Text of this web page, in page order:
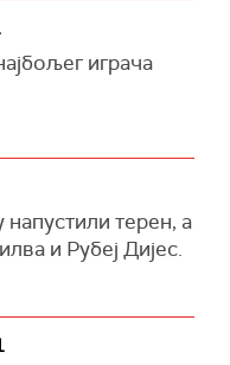
играча
терен, а
и Рубеј Дијес.